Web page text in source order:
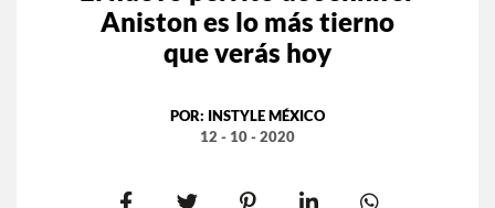
Aniston es lo más tierno
que verás hoy
POR: INSTYLE MÉXICO
12 - 10 - 2020